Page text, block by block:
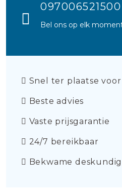
097006521500
Bel ons op elk
Snel ter plaatse
Beste advies
Vaste prijsgarantie
24/7 bereikbaar
Bekwame